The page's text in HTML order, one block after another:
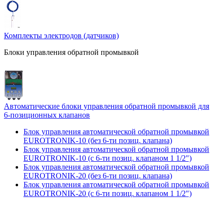
Комплекты электродов (датчиков)
Блоки управления обратной промывкой
Автоматические блоки управления обратной промывкой для
6-позиционных клапанов
Блок управления автоматической обратной промывкой
EUROTRONIK-10 (без 6-ти позиц. клапана)
Блок управления автоматической обратной промывкой
EUROTRONIK-10 (c 6-ти позиц. клапаном 1 1/2")
Блок управления автоматической обратной промывкой
EUROTRONIK-20 (без 6-ти позиц. клапана)
Блок управления автоматической обратной промывкой
EUROTRONIK-20 (с 6-ти позиц. клапаном 1 1/2")